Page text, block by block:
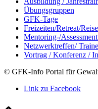
Übungsgruppen
GFK-Tage
Freizeiten/Retreat/
Mentoring-/
Netzwerktreffen/
Vortrag / Konferenz /
© GFK-Info Portal für
Link zu Facebook